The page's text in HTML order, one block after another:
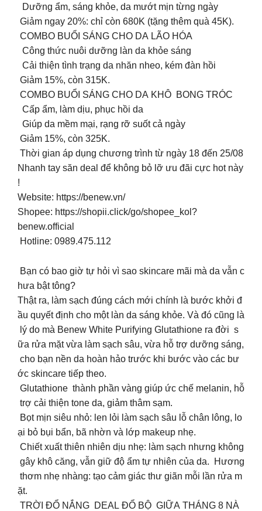
Dưỡng ẩm, sáng khỏe, da mướt mịn từng ngày
Giảm ngay 20%: chỉ còn 680K (tặng thêm quà 45K).
️ COMBO BUỔI SÁNG CHO DA LÃO HÓA
Công thức nuôi dưỡng làn da khỏe sáng
Cải thiện tình trạng da nhăn nheo, kém đàn hồi
Giảm 15%, còn 315K.
COMBO BUỔI SÁNG CHO DA KHÔ BONG TRÓC
Cấp ẩm, làm dịu, phục hồi da
Giúp da mềm mại, rạng rỡ suốt cả ngày
Giảm 15%, còn 325K.
Thời gian áp dụng chương trình từ ngày 18 đến 25/08
Nhanh tay săn deal để không bỏ lỡ ưu đãi cực hot này
!
Website: https://benew.vn/
Shopee: https://shopii.click/go/shopee_kol?
benew.official
️ Hotline: 0989.475.112
Bạn có bao giờ tự hỏi vì sao skincare mãi mà da vẫn c
hưa bật tông?
Thật ra, làm sạch đúng cách mới chính là bước khởi đ
ầu quyết định cho một làn da sáng khỏe. Và đó cũng là
lý do mà Benew White Purifying Glutathione ra đời s
ữa rửa mặt vừa làm sạch sâu, vừa hỗ trợ dưỡng sáng,
cho bạn nền da hoàn hảo trước khi bước vào các bư
ớc skincare tiếp theo.
Glutathione thành phần vàng giúp ức chế melanin, hỗ
trợ cải thiện tone da, giảm thâm sạm.
Bọt mịn siêu nhỏ: len lỏi làm sạch sâu lỗ chân lông, lo
ại bỏ bụi bẩn, bã nhờn và lớp makeup nhẹ.
Chiết xuất thiên nhiên dịu nhẹ: làm sạch nhưng không
gây khô căng, vẫn giữ độ ẩm tự nhiên của da. Hương
thơm nhẹ nhàng: tạo cảm giác thư giãn mỗi lần rửa m
ặt.
️ TRỜI ĐỔ NẮNG DEAL ĐỔ BỘ GIỮA THÁNG 8 NÀ